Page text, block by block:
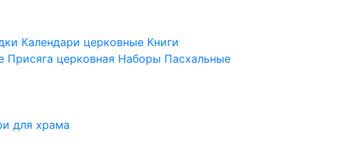
Календари церковные Книги
Присяга церковная Наборы Пасхальные
для храма